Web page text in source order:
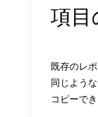
項目
既存のレ
同じよう
コピーで